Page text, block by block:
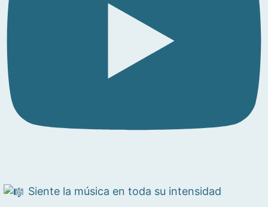
Siente la música en toda su intensidad